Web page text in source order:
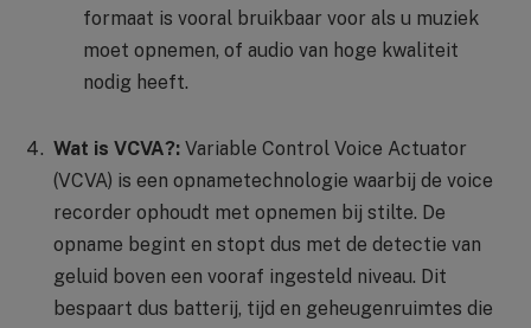
formaat is vooral bruikbaar voor als u muziek
moet opnemen, of audio van hoge kwaliteit
nodig heeft.
Wat is VCVA?: Variable Control Voice Actuator
(VCVA) is een opnametechnologie waarbij de voice
recorder ophoudt met opnemen bij stilte. De
opname begint en stopt dus met de detectie van
geluid boven een vooraf ingesteld niveau. Dit
bespaart dus batterij, tijd en geheugenruimtes die